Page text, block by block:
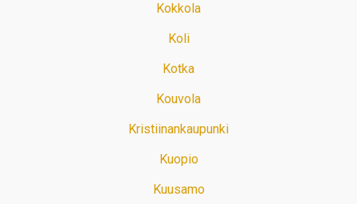
Kokkola
Koli
Kotka
Kouvola
Kristiinankaupunki
Kuopio
Kuusamo